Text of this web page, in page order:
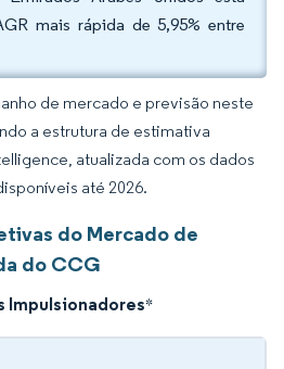
mais rápida de 5,95% entre
de mercado e previsão neste
a estrutura de estimativa
atualizada com os dados
até 2026.
do Mercado de
do CCG
Impulsionadores*